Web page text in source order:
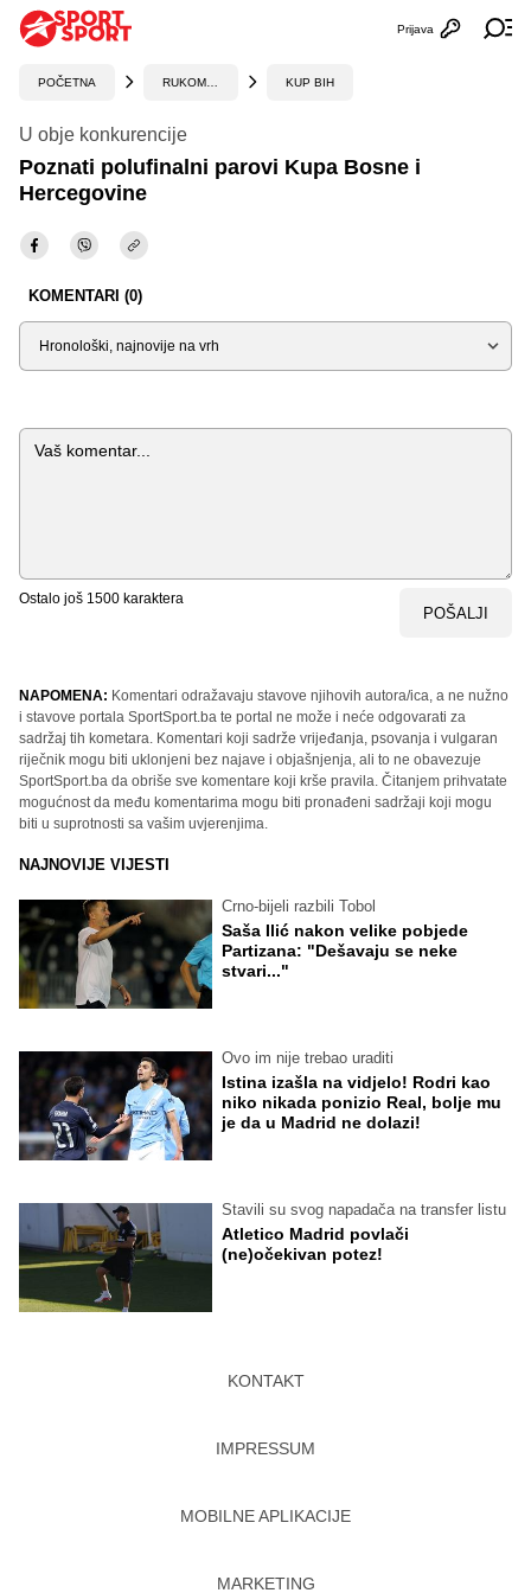
Otvori
Prijava
POČETNA KUP BIH
U obje konkurencije
Poznati polufinalni parovi Kupa Bosne i
Hercegovine
KOMENTARI (0)
Sortiraj
Komentar
Ostalo još 1500 karaktera
POŠALJI
NAPOMENA: Komentari odražavaju stavove njihovih autora/ica, a ne nužno
i stavove portala SportSport.ba te portal ne može i neće odgovarati za
sadržaj tih kometara. Komentari koji sadrže vrijeđanja, psovanja i vulgaran
riječnik mogu biti uklonjeni bez najave i objašnjenja, ali to ne obavezuje
SportSport.ba da obriše sve komentare koji krše pravila. Čitanjem prihvatate
mogućnost da među komentarima mogu biti pronađeni sadržaji koji mogu
biti u suprotnosti sa vašim uvjerenjima.
NAJNOVIJE VIJESTI
Crno-bijeli razbili Tobol
Saša Ilić nakon velike pobjede
Partizana: "Dešavaju se neke
stvari..."
Ovo im nije trebao uraditi
Istina izašla na vidjelo! Rodri kao
niko nikada ponizio Real, bolje mu
je da u Madrid ne dolazi!
Stavili su svog napadača na transfer listu
Atletico Madrid povlači
(ne)očekivan potez!
KONTAKT
IMPRESSUM
MOBILNE APLIKACIJE
MARKETING